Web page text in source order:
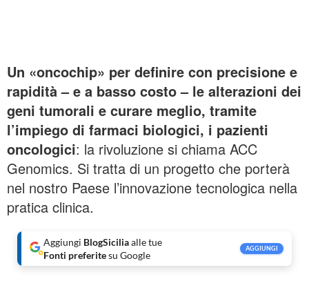
Un «oncochip» per definire con precisione e
rapidità – e a basso costo – le alterazioni dei
geni tumorali e curare meglio, tramite
l’impiego di farmaci biologici, i pazienti
oncologici: la rivoluzione si chiama ACC
Genomics. Si tratta di un progetto che porterà
nel nostro Paese l’innovazione tecnologica nella
pratica clinica.
Aggiungi BlogSiciliaalle tue
Fonti preferitesu Google
AGGIUNGI